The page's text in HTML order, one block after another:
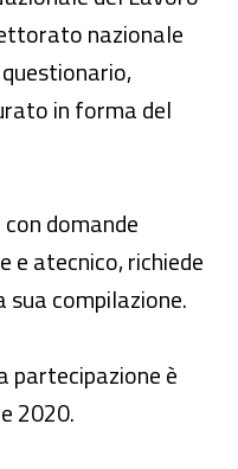
nazionale
in forma del
domande
e atecnico, richiede
compilazione.
partecipazione è
2020.